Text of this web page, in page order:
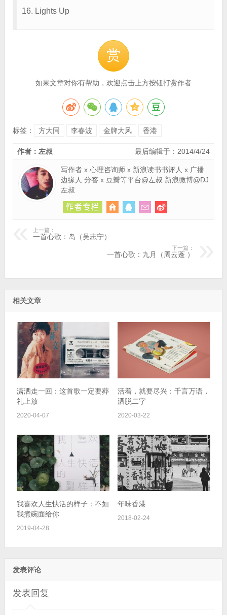
16. Lights Up
赏
如果文章对你有帮助，欢迎点击上方按钮打赏作者
标签： 方大同 李春波 金牌大风 香港
最后编辑于：2014/4/24
作者：左叔
写作者 x 心理咨询师 x 新浪读书书评人 x 广播
边缘人 分答 x 豆瓣等平台@左叔 新浪微博@DJ
左叔
上一篇：
一首心歌：岛（吴志宁）
下一篇：
一首心歌：九月（周云蓬 ）
相关文章
潇洒走一回：这首歌一定要葬
礼上放
2020-04-07
活着，就要尽兴：千言万语，
洒脱二字
2020-03-22
我喜欢人生快活的样子：不如
我煮碗面给你
2019-04-28
年味香港
2018-02-24
发表评论
发表回复